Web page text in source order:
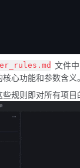
文件
心功能和参数含义
规则即对所有项目